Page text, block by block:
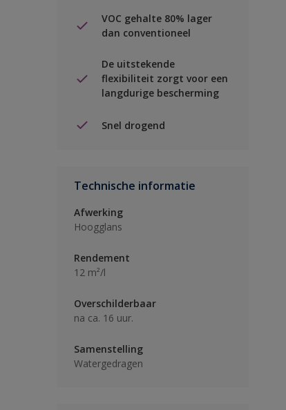
VOC gehalte 80% lager
dan conventioneel
De uitstekende
flexibiliteit zorgt voor een
langdurige bescherming
Snel drogend
Technische informatie
Afwerking
Hoogglans
Rendement
12 m²/l
Overschilderbaar
na ca. 16 uur.
Samenstelling
Watergedragen